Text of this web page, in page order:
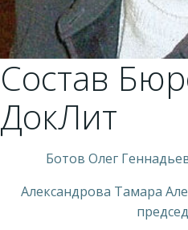
Состав
ДокЛит
Ботов Олег
Александрова Тамара